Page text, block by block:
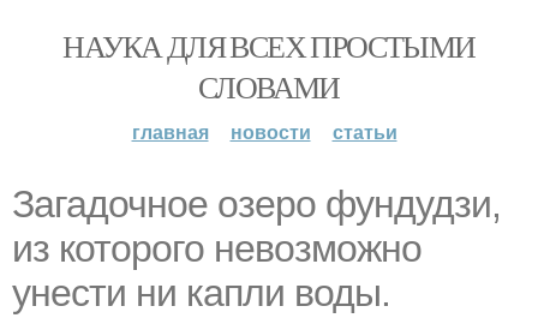
НАУКА ДЛЯ ВСЕХ ПРОСТЫМИ
СЛОВАМИ
главная новости статьи
Загадочное озеро фундудзи,
из которого невозможно
унести ни капли воды.